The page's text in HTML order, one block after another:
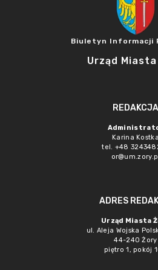
Biuletyn Informacji
Urząd
REDAKCJA
Karina Kostka
tel. +48
ADRES
Urząd Miasta
ul. Aleja Wojska
44-240 Żory
piętro 1, pokój